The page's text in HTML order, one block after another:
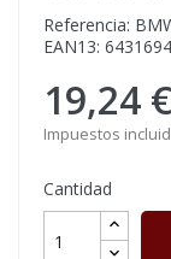
Referencia:
EAN13:
19,24 €
Impuestos
Cantidad